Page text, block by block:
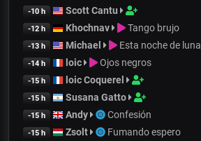
-10 h Scott Cantu
-12 h Khochnav Tango brujo
-13 h Michael Esta noche de luna
-14 h loic Ojos negros
-15 h loic Coquerel
-15 h Susana Gatto
-15 h Andy Confesión
-15 h Zsolt Fumando espero